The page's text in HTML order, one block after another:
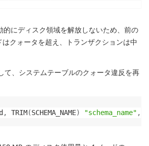
的にディスク領域を解放しないため、前の
はクォータを超え、トランザクションは中
て、システムテーブルのクォータ違反を再
, TRIM(SCHEMA_NAME) "schema_name" ,